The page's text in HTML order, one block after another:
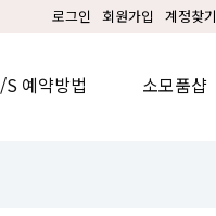
로그인 회원가입 계정찾기
S 예약방법 소모품샵